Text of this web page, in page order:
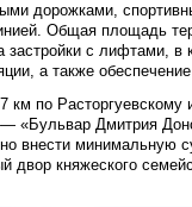
дорожками,
Общая площадь
застройки с лифтами,
а также
км по
Дмитрия
внести минимальную
двор княжеского